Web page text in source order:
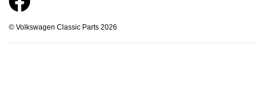
© Volkswagen Classic Parts 2026